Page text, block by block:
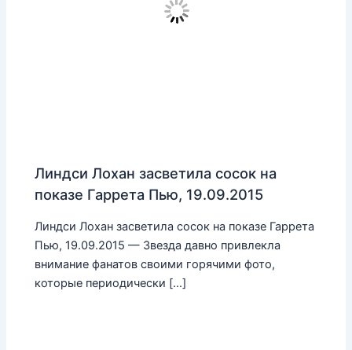
Линдси Лохан засветила сосок на
показе Гаррета Пью, 19.09.2015
Линдси Лохан засветила сосок на показе Гаррета
Пью, 19.09.2015 — Звезда давно привлекла
внимание фанатов своими горячими фото,
которые периодически […]